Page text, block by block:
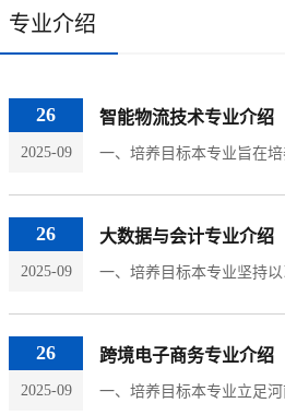
专业介绍
26
2025-09
智能物流技术专业介绍
26
2025-09
大数据与会计专业介绍
26
2025-09
跨境电子商务专业介绍